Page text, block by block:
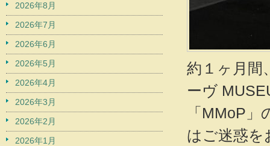
約１ヶ月間
ーヴ
「MMoP
はご迷惑を
2026年8月
2026年7月
2026年6月
2026年5月
2026年4月
2026年3月
2026年2月
2026年1月